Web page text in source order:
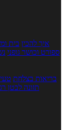
איך להכין בית
ספורט וכושר גופני
בריאות בצלחת
תזונה לבטן